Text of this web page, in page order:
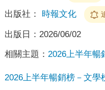
出版社： 時報文化
出版日： 2026/06/02
相關主題： 2026上半年暢
2026上半年暢銷榜－文學